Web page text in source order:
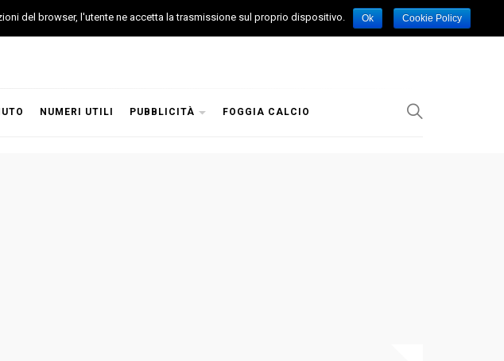
NUMERI UTILI PUBBLICITÀ FOGGIA CALCIO
del browser, l'utente ne accetta la trasmissione sul proprio dispositivo. Ok Cookie Policy